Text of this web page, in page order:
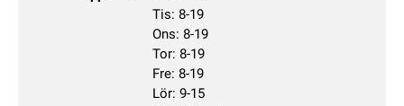
Tis: 8-19
Ons: 8-19
Tor: 8-19
Fre: 8-19
Lör: 9-15